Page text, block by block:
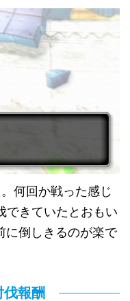
何回か戦った感じ
できていたとおもい
に倒しきるのが楽で
伐報酬